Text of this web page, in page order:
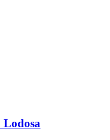
Lodosa